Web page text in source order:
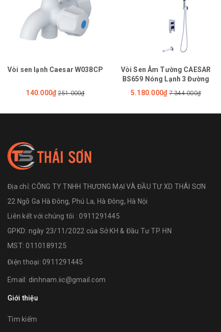
Vòi sen lạnh Caesar W038CP
140.000₫ 251.000₫
Vòi Sen Âm Tường CAESAR
BS659 Nóng Lạnh 3 Đường
5.180.000₫ 7.344.000₫
Địa chỉ:CÔNG TY TNHH THƯƠNG MẠI VÀ ĐẦU TƯ XD THÁI SƠN
22 Ngõ Ga Hà Đông, Phú La, Hà Đông, Hà Nội
Liên kết với chúng tôi : 0911291445
GPKD: ngày 23/11/2022 của Sở KH & Đầu Tư TP. HN
MST: 0110189125
Điện thoại: 0911291445
Email: dinhnam.iic@gmail.com
Giới thiệu
Tìm kiếm